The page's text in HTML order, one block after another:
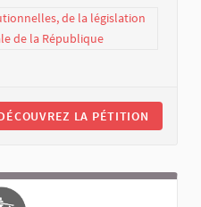
de la législation
de la République
LA PÉTITION